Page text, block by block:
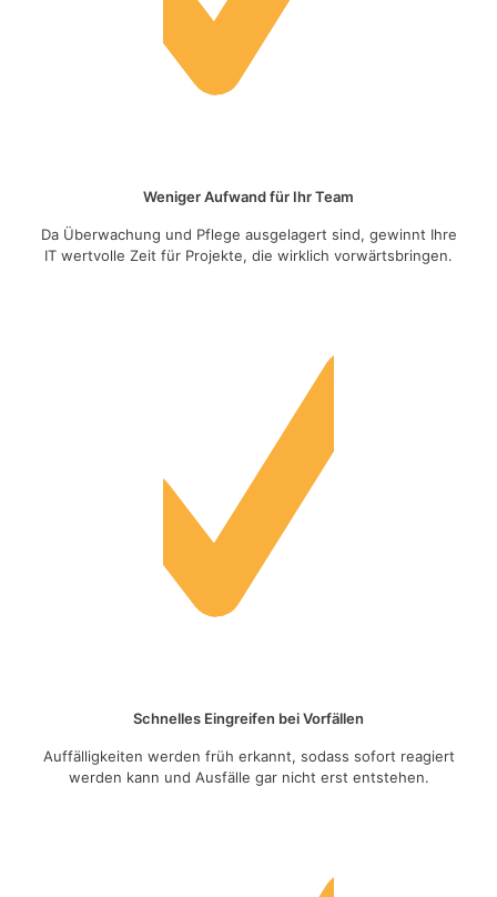
Weniger Aufwand für Ihr Team
Da Überwachung und Pflege ausgelagert sind, gewinnt Ihre
IT wertvolle Zeit für Projekte, die wirklich vorwärtsbringen.
Schnelles Eingreifen bei Vorfällen
Auffälligkeiten werden früh erkannt, sodass sofort reagiert
werden kann und Ausfälle gar nicht erst entstehen.